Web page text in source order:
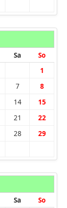
Sa So
1
7 8
14 15
21 22
28 29
Sa So